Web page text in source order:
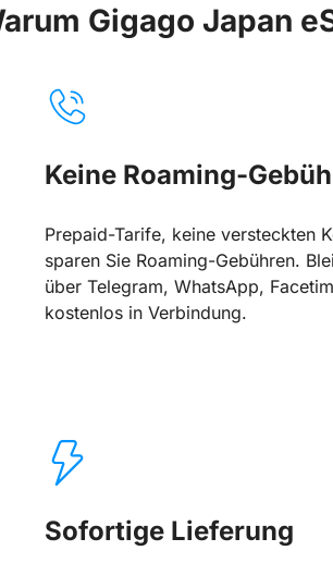
Gigago Japan
Keine Roaming-
Prepaid-Tarife, keine versteckten
sparen Sie Roaming-Gebühren.
über Telegram, WhatsApp,
kostenlos in Verbindung.
Sofortige Lieferung